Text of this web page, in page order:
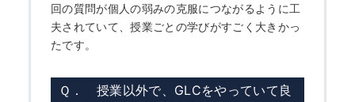
回の質問が個人の弱みの克服につながるように工
夫されていて、授業ごとの学びがすごく大きかっ
たです。
Ｑ． 授業以外で、GLCをやっていて良